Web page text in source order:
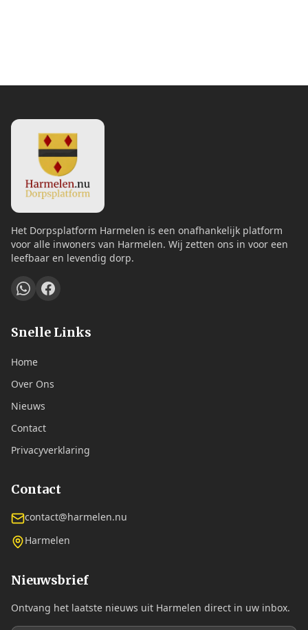
Het Dorpsplatform Harmelen is een onafhankelijk platform
voor alle inwoners van Harmelen. Wij zetten ons in voor een
leefbaar en levendig dorp.
Snelle Links
Home
Over Ons
Nieuws
Contact
Privacyverklaring
Contact
contact@harmelen.nu
Harmelen
Nieuwsbrief
Ontvang het laatste nieuws uit Harmelen direct in uw inbox.